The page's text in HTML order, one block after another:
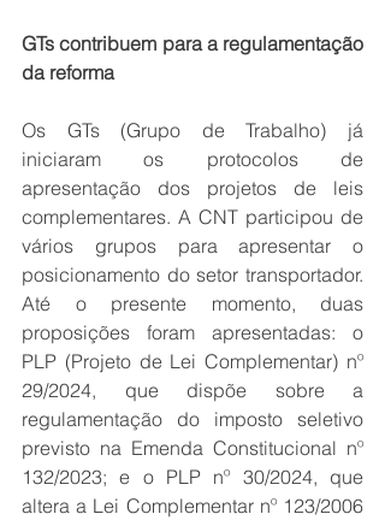
GTs contribuem para a regulamentação
da reforma
Os GTs (Grupo de Trabalho) já
iniciaram os protocolos de
apresentação dos projetos de leis
complementares. A CNT participou de
vários grupos para apresentar o
posicionamento do setor transportador.
Até o presente momento, duas
proposições foram apresentadas: o
PLP (Projeto de Lei Complementar) nº
29/2024, que dispõe sobre a
regulamentação do imposto seletivo
previsto na Emenda Constitucional nº
132/2023; e o PLP nº 30/2024, que
altera a Lei Complementar nº 123/2006